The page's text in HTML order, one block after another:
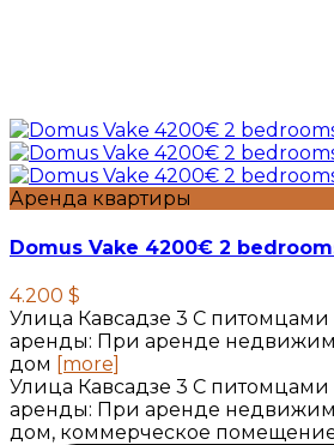
Аренда квартиры
Domus Vake 4200€ 2
4.200 $
Улица Кавсадзе 3 C питомцами
аренды: При аренде
дом [more]
Улица Кавсадзе 3 C питомцами
аренды: При аренде
дом, коммерческое